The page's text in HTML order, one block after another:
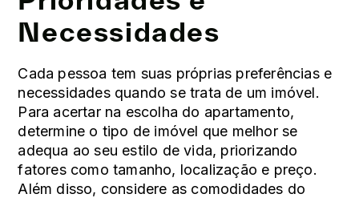
Necessidades
Cada pessoa tem suas próprias preferências e
necessidades quando se trata de um imóvel.
Para acertar na escolha do apartamento,
determine o tipo de imóvel que melhor se
adequa ao seu estilo de vida, priorizando
fatores como tamanho, localização e preço.
Além disso, considere as comodidades do